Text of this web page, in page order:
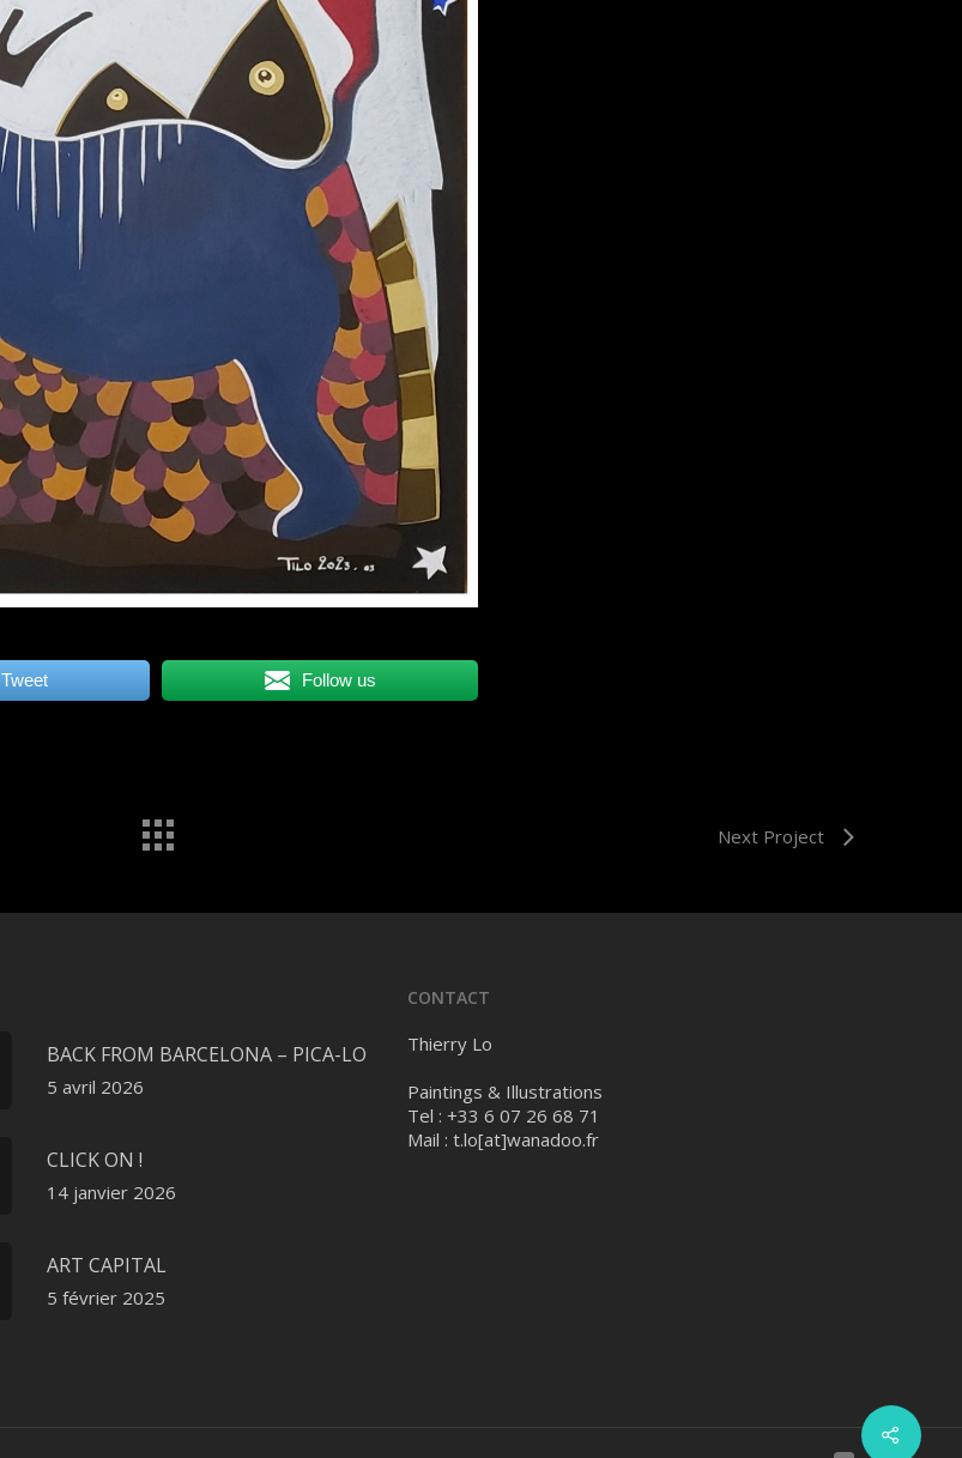
Tweet Follow us
Next Project
BACK FROM BARCELONA – PICA-LO
5 avril 2026
CLICK ON !
14 janvier 2026
ART CAPITAL
5 février 2025
CONTACT
Thierry Lo
Paintings & Illustrations
Tel : +33 6 07 26 68 71
Mail :t.lo[at]wanadoo.fr